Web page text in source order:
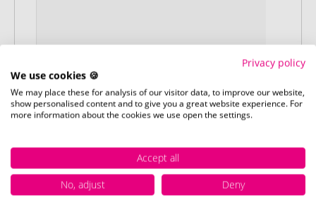
Privacy policy
We use cookies 🍪
We may place these for analysis of our visitor data, to improve our website,
show personalised content and to give you a great website experience. For
more information about the cookies we use open the settings.
Accept all
No, adjust
Deny